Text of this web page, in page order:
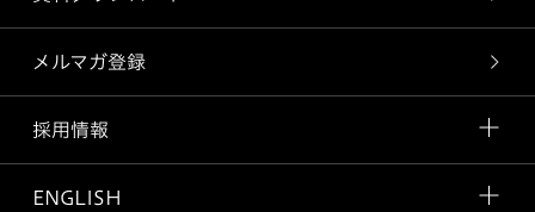
メルマガ登録
採用情報
ENGLISH